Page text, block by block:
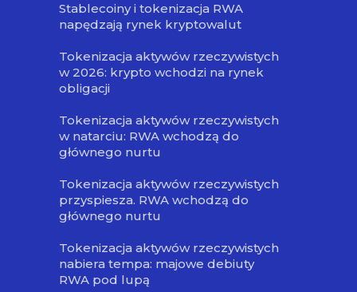
Stablecoiny i tokenizacja RWA
napędzają rynek kryptowalut
Tokenizacja aktywów rzeczywistych
w 2026: krypto wchodzi na rynek
obligacji
Tokenizacja aktywów rzeczywistych
w natarciu: RWA wchodzą do
głównego nurtu
Tokenizacja aktywów rzeczywistych
przyspiesza. RWA wchodzą do
głównego nurtu
Tokenizacja aktywów rzeczywistych
nabiera tempa: majowe debiuty
RWA pod lupą